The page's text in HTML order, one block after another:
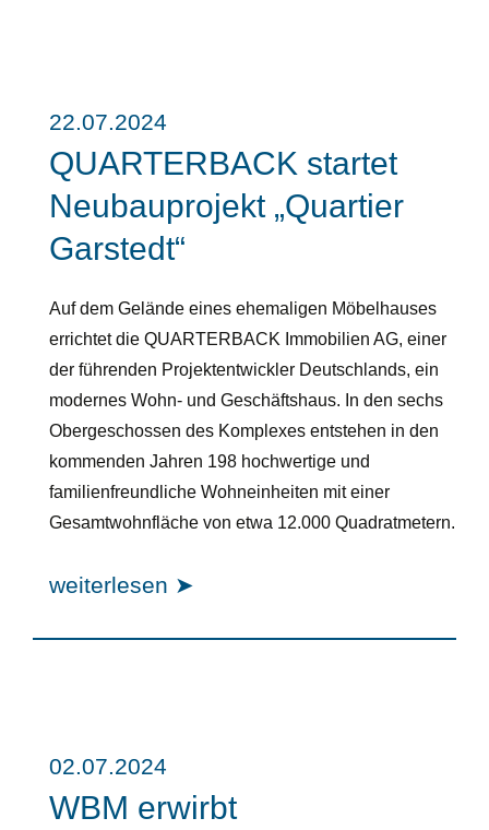
22.07.2024
QUARTERBACK startet
Neubauprojekt „Quartier
Garstedt“
Auf dem Gelände eines ehemaligen Möbelhauses
errichtet die QUARTERBACK Immobilien AG, einer
der führenden Projektentwickler Deutschlands, ein
modernes Wohn- und Geschäftshaus. In den sechs
Obergeschossen des Komplexes entstehen in den
kommenden Jahren 198 hochwertige und
familienfreundliche Wohneinheiten mit einer
Gesamtwohnfläche von etwa 12.000 Quadratmetern.
weiterlesen ➤
02.07.2024
WBM erwirbt